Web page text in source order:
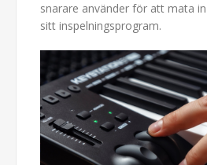
snarare använder för att mata
sitt inspelningsprogram.